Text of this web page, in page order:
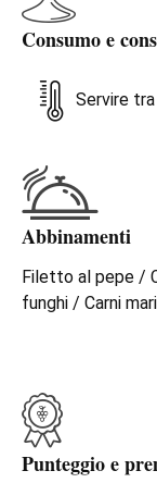
Consumo e
Servire tra
Abbinamenti
Filetto al pepe /
funghi / Carni
Punteggio e